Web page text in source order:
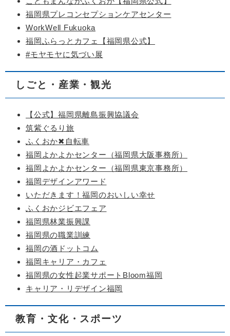
福岡県プレコンセプションケアセンター
WorkWell Fukuoka
福岡ふらっとカフェ【福岡県公式】
#モヤモヤに気づい展
しごと・産業・観光
【公式】福岡県離島振興協議会
筑紫ぐるり旅
ふくおか✖自転車
福岡よかよかセンター（福岡県大阪事務所）
福岡よかよかセンター（福岡県東京事務所）
福岡デザインアワード
いただきます！福岡のおいしい幸せ
ふくおかジビエフェア
福岡県林業振興課
福岡県の職業訓練
福岡の酒ドットコム
福岡キャリア・カフェ
福岡県の女性起業サポートBloom福岡
キャリア・リデザイン福岡
教育・文化・スポーツ